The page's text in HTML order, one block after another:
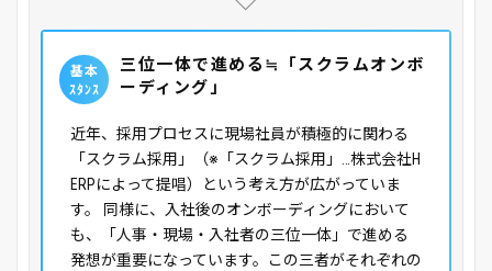
基本
ｽﾀﾝｽ
三位一体で進める≒「スクラムオンボ
ーディング」
近年、採用プロセスに現場社員が積極的に関わる
「スクラム採用」（※「スクラム採用」…株式会社H
ERPによって提唱）という考え方が広がっていま
す。 同様に、入社後のオンボーディングにおいて
も、「人事・現場・入社者の三位一体」で進める
発想が重要になっています。この三者がそれぞれの